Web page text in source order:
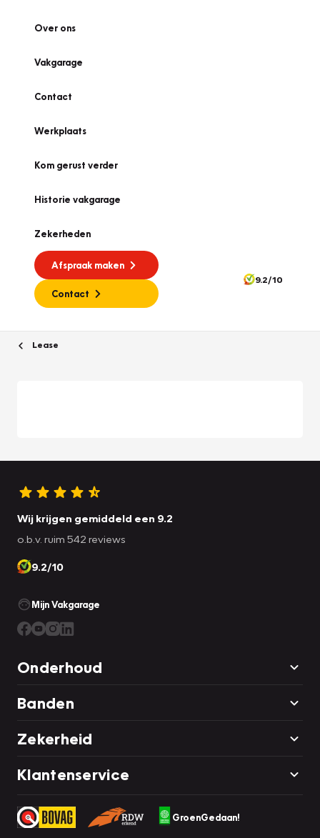
Over ons
Vakgarage
Contact
Werkplaats
Kom gerust verder
Historie vakgarage
Zekerheden
Afspraak maken
Contact
9.2/10
Lease
Wij krijgen gemiddeld een 9.2
o.b.v. ruim 542 reviews
9.2/10
Mijn Vakgarage
Onderhoud
Banden
Zekerheid
Klantenservice
GroenGedaan!